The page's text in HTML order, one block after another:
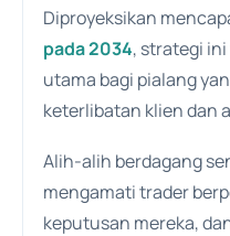
Diproyeksikan
pada 2034, strategi
utama bagi pialang
keterlibatan klien dan
Alih-alih berdagang
mengamati trader
keputusan mereka,